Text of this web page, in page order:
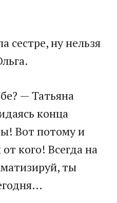
сестре, ну нельзя
— Татьяна
конца
Вот потому и
кого! Всегда на
ты